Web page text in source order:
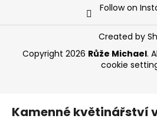
Follow on
Created by
Copyright 2026 Růže Michael.
cookie
Kamenné květinářství